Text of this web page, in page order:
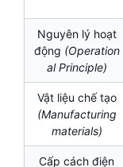
Nguyên lý hoạt
động (Operation
al Principle)
Vật liệu chế tạo
(Manufacturing
materials)
Cấp cách điện